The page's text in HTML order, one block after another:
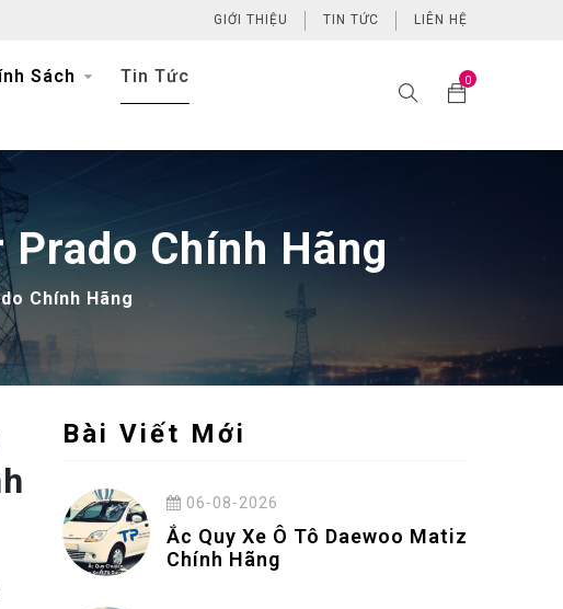
GIỚI THIỆU TIN TỨC LIÊN HỆ
Sách
Tin Tức
0
Chính Hãng
Chính Hãng
Bài Viết Mới
06-08-2026
Ắc Quy Xe Ô Tô Daewoo Matiz
Chính Hãng